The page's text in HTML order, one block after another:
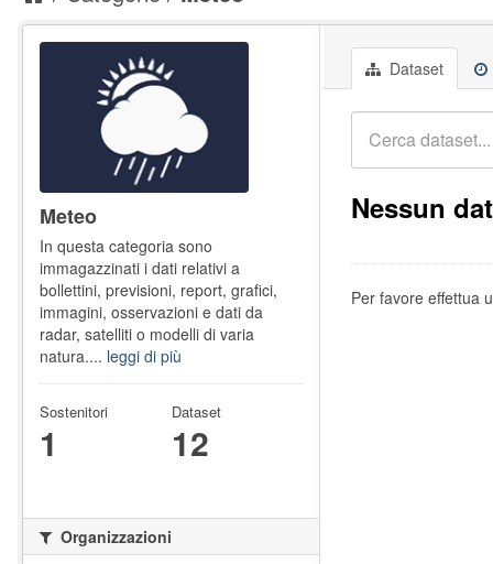
Dataset
Nessun
Per favore effettua
Meteo
In questa categoria sono
immagazzinati i dati relativi a
bollettini, previsioni, report, grafici,
immagini, osservazioni e dati da
radar, satelliti o modelli di varia
natura.... leggi di più
Sostenitori
1
Dataset
12
Organizzazioni